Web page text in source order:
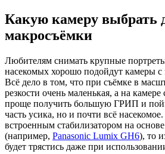
Какую камеру выбрать
макросъёмки
Любителям снимать крупные
насекомых хорошо подойдут камеры
Всё дело в том, что при съёмке в
резкости очень маленькая, а на
проще получить большую ГРИП и
часть усика, но и почти всё
встроенным стабилизатором на
(например, Panasonic Lumix GH6), то
будет трястись даже при